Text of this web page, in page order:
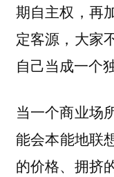
期自主权，再
定客源，大家
自己当成一个
当一个商业场
能会本能地联
的价格、拥挤